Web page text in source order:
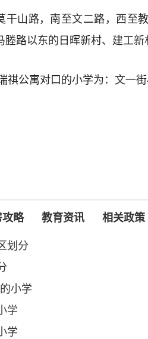
干山路，南至文二路，西至
塍路以东的日晖新村、建工
祺公寓对口的小学为：文一
略 教育资讯 相关政策
划分
小学
学
学